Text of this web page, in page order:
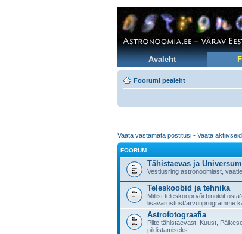
Avaleht
Foorumi pealeht
Vaata vastamata postitusi • Vaata
FOORUM
Tähistaevas ja Universum
Vestlusring astronoomiast,
Teleskoobid ja tehnika
Millist teleskoopi või binoklit
lisavarustust/arvutiprogramme
Astrofotograafia
Pilte tähistaevast, Kuust,
pildistamiseks.